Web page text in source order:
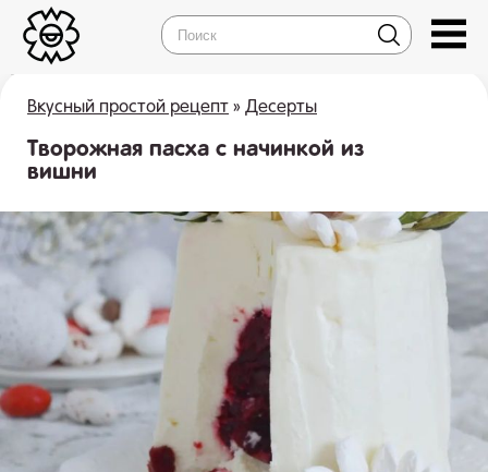
Вкусный простой рецепт » Десерты
Творожная пасха с начинкой из
вишни